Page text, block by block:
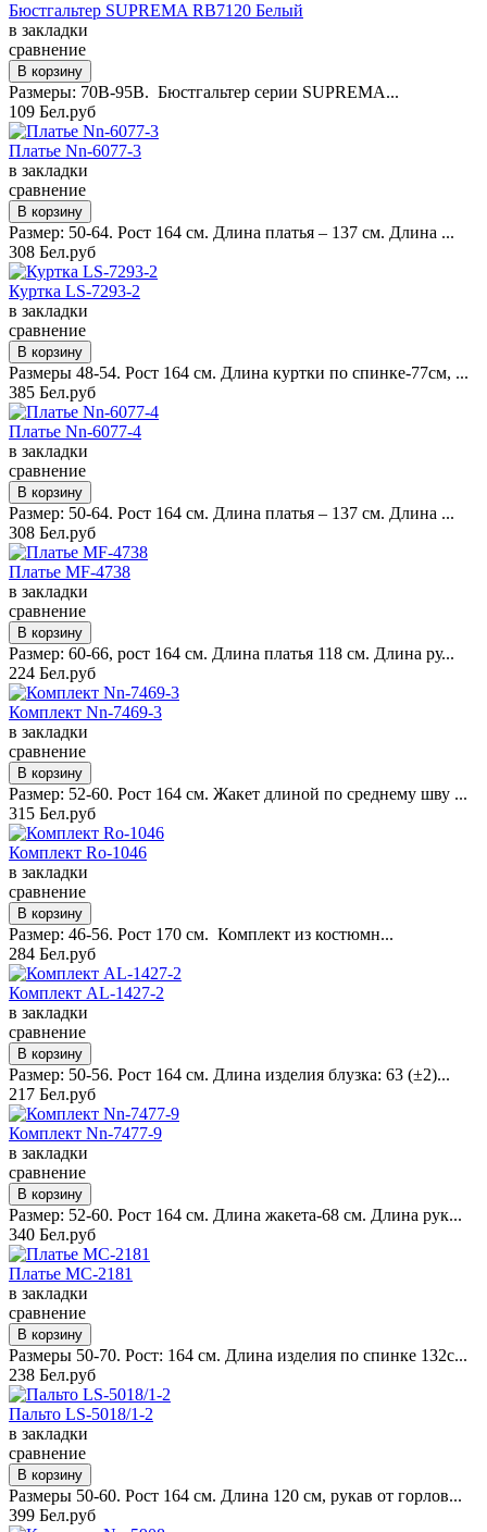
Бюстгальтер SUPREMA RB7120 Белый
в закладки
сравнение
Размеры: 70B-95B. Бюстгальтер серии SUPREMA...
109 Бел.руб
Платье Nn-6077-3
в закладки
сравнение
Размер: 50-64. Рост 164 см. Длина платья – 137 см. Длина ...
308 Бел.руб
Куртка LS-7293-2
в закладки
сравнение
Размеры 48-54. Рост 164 см. Длина куртки по спинке-77см, ...
385 Бел.руб
Платье Nn-6077-4
в закладки
сравнение
Размер: 50-64. Рост 164 см. Длина платья – 137 см. Длина ...
308 Бел.руб
Платье MF-4738
в закладки
сравнение
Размер: 60-66, рост 164 см. Длина платья 118 см. Длина ру...
224 Бел.руб
Комплект Nn-7469-3
в закладки
сравнение
Размер: 52-60. Рост 164 см. Жакет длиной по среднему шву ...
315 Бел.руб
Комплект Ro-1046
в закладки
сравнение
Размер: 46-56. Рост 170 см. Комплект из костюмн...
284 Бел.руб
Комплект AL-1427-2
в закладки
сравнение
Размер: 50-56. Рост 164 см. Длина изделия блузка: 63 (±2)...
217 Бел.руб
Комплект Nn-7477-9
в закладки
сравнение
Размер: 52-60. Рост 164 см. Длина жакета-68 см. Длина рук...
340 Бел.руб
Платье MC-2181
в закладки
сравнение
Размеры 50-70. Рост: 164 см. Длина изделия по спинке 132с...
238 Бел.руб
Пальто LS-5018/1-2
в закладки
сравнение
Размеры 50-60. Рост 164 см. Длина 120 см, рукав от горлов...
399 Бел.руб